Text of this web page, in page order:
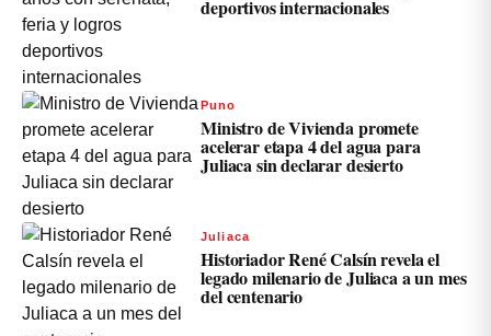
deportivos internacionales
Puno
Ministro de Vivienda promete
acelerar etapa 4 del agua para
Juliaca sin declarar desierto
Juliaca
Historiador René Calsín revela el
legado milenario de Juliaca a un mes
del centenario